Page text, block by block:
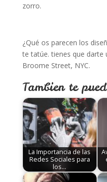
zorro.
¿Qué os parecen los
te tatúe. tienes que darte
Broome Street, NYC.
Tambien te
La Importancia de las
Redes Sociales para
los…